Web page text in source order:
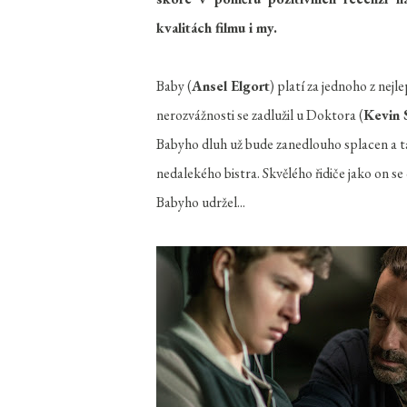
kvalitách filmu i my.
Baby (Ansel Elgort) platí za jednoho z
nerozvážnosti se zadlužil u Doktora (Kevin
Babyho dluh už bude zanedlouho splacen
nedalekého bistra. Skvělého řidiče jako on
Babyho udržel...